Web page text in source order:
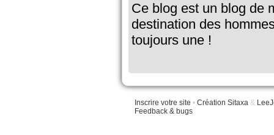
Ce blog est un blog de
destination des
toujours une !
Inscrire votre site • Création Sitaxa &
Feedback & bugs